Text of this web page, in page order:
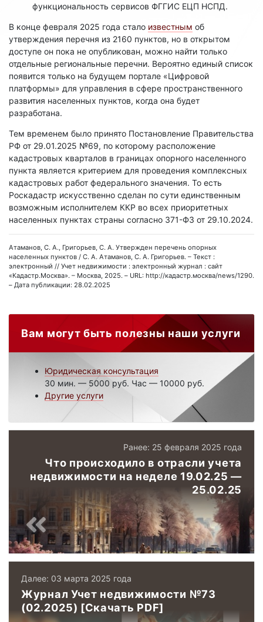
функциональность сервисов ФГГИС ЕЦП НСПД.
В конце февраля 2025 года стало известным об
утверждения перечня из 2160 пунктов, но в открытом
доступе он пока не опубликован, можно найти только
отдельные региональные перечни. Вероятно единый список
появится только на будущем портале «Цифровой
платформы» для управления в сфере пространственного
развития населенных пунктов, когда она будет
разработана.
Тем временем было принято Постановление Правительства
РФ от 29.01.2025 №69, по которому расположение
кадастровых кварталов в границах опорного населенного
пункта является критерием для проведения комплексных
кадастровых работ федерального значения. То есть
Роскадастр искусственно сделан по сути единственным
возможным исполнителем ККР во всех приоритетных
населенных пунктах страны согласно 371-ФЗ от 29.10.2024.
Атаманов, С. А., Григорьев, С. А. Утвержден перечень опорных
населенных пунктов / С. А. Атаманов, С. А. Григорьев. – Текст :
электронный // Учет недвижимости : электронный журнал : сайт
«Кадастр.Москва». – Москва, 2025. – URL: http://кадастр.москва/news/1290.
– Дата публикации: 28.02.2025
Вам могут быть полезны наши услуги
Юридическая консультация
30 мин. — 5000 руб. Час — 10000 руб.
Другие услуги
Ранее: 25 февраля 2025 года
Что происходило в отрасли учета
недвижимости на неделе 19.02.25 —
25.02.25
Далее: 03 марта 2025 года
Журнал Учет недвижимости №73
(02.2025) [Скачать PDF]